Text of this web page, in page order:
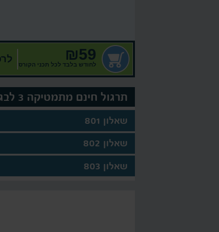
₪59
לחודש בלבד לכל תכני הקורס
תרגול חינם מתמטיקה 3 לבגרות
שאלון 801
שאלון 802
שאלון 803